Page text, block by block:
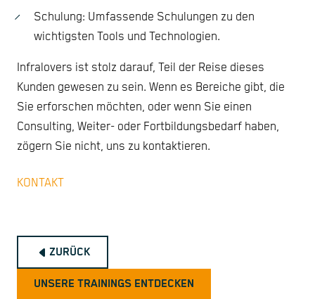
Schulung: Umfassende Schulungen zu den
wichtigsten Tools und Technologien.
Infralovers ist stolz darauf, Teil der Reise dieses
Kunden gewesen zu sein. Wenn es Bereiche gibt, die
Sie erforschen möchten, oder wenn Sie einen
Consulting, Weiter- oder Fortbildungsbedarf haben,
zögern Sie nicht, uns zu kontaktieren.
KONTAKT
ZURÜCK
UNSERE TRAININGS ENTDECKEN